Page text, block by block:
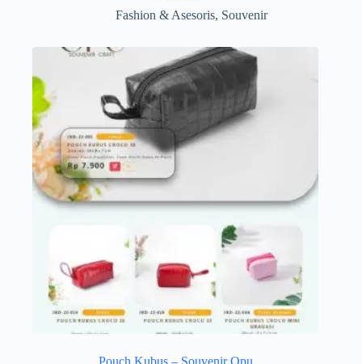
Fashion & Asesoris, Souvenir
Pouch Kubus – Souvenir Opu